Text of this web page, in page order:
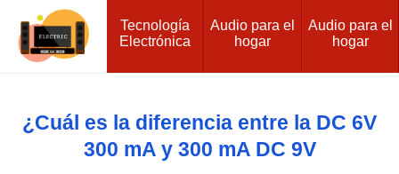
Tecnología
Electrónica
Audio para el
hogar
Audio para el
hogar
¿Cuál es la diferencia entre la DC 6V
300 mA y 300 mA DC 9V